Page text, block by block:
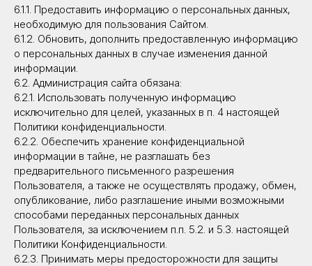
6.1.1. Предоставить информацию о персональных данных,
необходимую для пользования Сайтом.
6.1.2. Обновить, дополнить предоставленную информацию
о персональных данных в случае изменения данной
информации.
6.2. Администрация сайта обязана:
6.2.1. Использовать полученную информацию
исключительно для целей, указанных в п. 4 настоящей
Политики конфиденциальности.
6.2.2. Обеспечить хранение конфиденциальной
информации в тайне, не разглашать без
предварительного письменного разрешения
Пользователя, а также не осуществлять продажу, обмен,
опубликование, либо разглашение иными возможными
способами переданных персональных данных
Пользователя, за исключением п.п. 5.2. и 5.3. настоящей
Политики Конфиденциальности.
6.2.3. Принимать меры предосторожности для защиты
+7 (921) 966-51-58
Компания
Проекты
Вакансии
Карта сайта
Отправить бриф для расчёта
на карте Мурино — Яндекс Карты